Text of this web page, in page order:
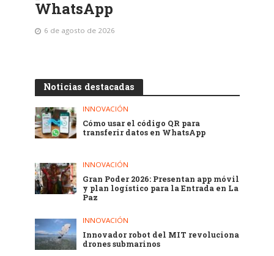
WhatsApp
6 de agosto de 2026
Noticias destacadas
INNOVACIÓN
Cómo usar el código QR para
transferir datos en WhatsApp
INNOVACIÓN
Gran Poder 2026: Presentan app móvil
y plan logístico para la Entrada en La
Paz
INNOVACIÓN
Innovador robot del MIT revoluciona
drones submarinos